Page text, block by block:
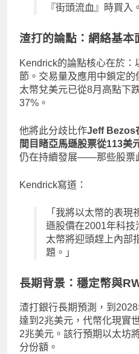
『街頭流血』時買入
渣打的論點：網絡基本
Kendrick的論點核心在於
節。交易量及應用中鎖定
太幣兌美元已從8月高點下
37%。
他將此分歧比作Jeff Bezos
間目睹亞馬遜股票從113美
仍在持續發展——那些股票
Kendrick寫道：
「我將以太幣的表現
遜股價在2001年科技
太幣將迎頭趕上內部
題。」
長期背景：穩定幣與
渣打銀行長期預測，到
達到2兆美元，代幣化現實
2兆美元。該行預期以太坊
分份額。